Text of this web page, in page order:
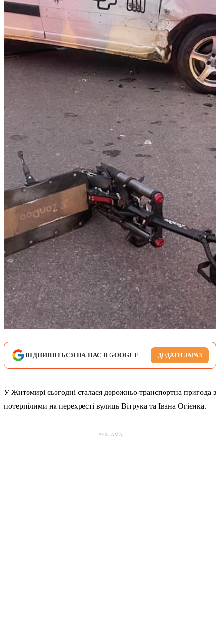
ПІДПИШІТЬСЯ НА НАС В GOOGLE ДОДАТИ ЗАРАЗ
У Житомирі сьогодні сталася дорожньо-транспортна пригода з
потерпілими на перехресті вулиць Вітрука та Івана Огієнка.
РЕКЛАМА